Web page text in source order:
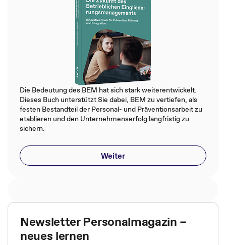
Die Bedeutung des BEM hat sich stark weiterentwickelt.
Dieses Buch unterstützt Sie dabei, BEM zu vertiefen, als
festen Bestandteil der Personal- und Präventionsarbeit zu
etablieren und den Unternehmenserfolg langfristig zu
sichern.
Weiter
Newsletter Personalmagazin –
neues lernen